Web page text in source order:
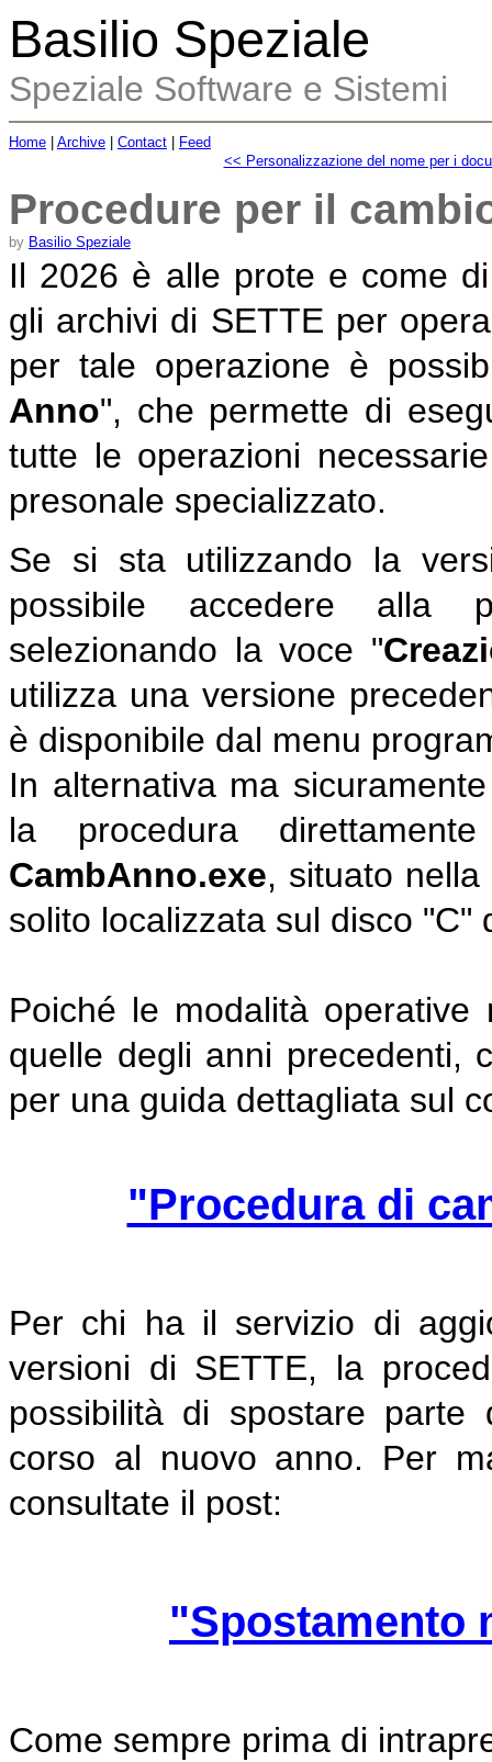
Basilio Speziale
Speziale Software e Sistemi
Home Archive Contact
Feed
<< Personalizzazione del nome per i
Procedure per il
by Basilio Speziale
Il 2026 è alle prote e come
gli archivi di SETTE per
per tale operazione è
Anno", che permette di
tutte le operazioni
presonale specializzato.
Se si sta utilizzando la
possibile accedere alla
selezionando la voce "
utilizza una versione
è disponibile dal menu
In alternativa ma
la procedura
CambAnno.exe, situato
solito localizzata sul disco "C"
Poiché le modalità operative
quelle degli anni precedenti,
per una guida dettagliata sul
"Procedura di
Per chi ha il servizio di
versioni di SETTE, la
possibilità di spostare parte
corso al nuovo anno. Per
consultate il post:
"Spostamento
Come sempre prima di